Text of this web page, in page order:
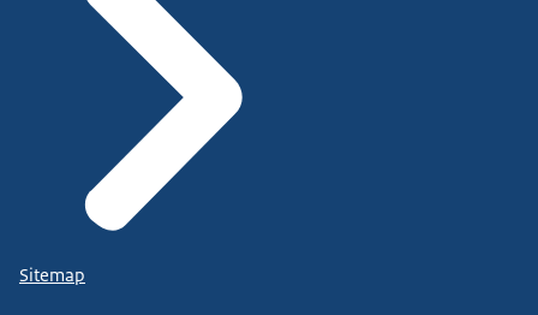
Sitemap